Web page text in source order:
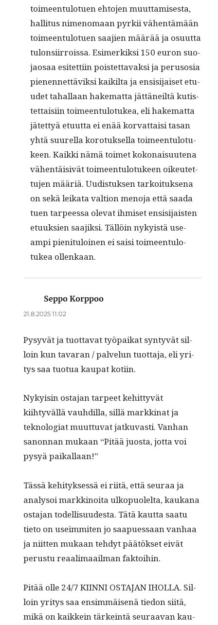
toimeen­tu­lotuen ehto­jen muut­tamis­es­ta,
hal­li­tus nimeno­maan pyrkii vähen­tämään
toimeen­tu­lotuen saa­jien määrää ja osu­ut­ta
tulon­si­ir­rois­sa. Esimerkik­si 150 euron suo­
jaosaa esitet­ti­in pois­tet­tavak­si ja peru­sosia
pienen­net­täviksi kaik­il­ta ja ensisi­jaiset etu­
udet tahal­laan hake­mat­ta jät­täneiltä kutis­
tet­taisi­in toimeen­tu­lo­tukea, eli hake­mat­ta
jätet­tyä etu­ut­ta ei enää kor­vat­taisi tasan
yhtä suurel­la koro­tuk­sel­la toimeen­tu­lo­tu­
keen. Kaik­ki nämä toimet kokon­aisuute­na
vähen­täi­sivät toimeen­tu­lo­tu­keen oikeutet­
tu­jen määriä. Uud­is­tuk­sen tarkoituk­se­na
on sekä leika­ta val­tion meno­ja että saa­da
tuen tarpeessa ole­vat ihmiset ensisi­jais­ten
etuuk­sien saa­jik­si. Täl­löin nyky­istä use­
ampi pien­i­t­u­loinen ei saisi toimeen­tu­lo­
tukea ollenkaan.
Seppo Korppoo
21.8.2025 11:02
Pysyvät ja tuot­ta­vat työ­paikat syn­tyvät sil­
loin kun tavaran / palvelun tuot­ta­ja, eli yri­
tys saa tuo­tua kau­pat kotiin.
Nyky­isin osta­jan tarpeet kehit­tyvät
kiihtyväl­lä vauhdil­la, sil­lä markki­nat ja
teknolo­giat muut­tuvat jatku­vasti. Van­han
sanon­nan mukaan “Pitää juos­ta, jot­ta voi
pysyä paikallaan!”
Tässä kehi­tyk­sessä ei riitä, että seu­raa ja
analysoi markki­noi­ta ulkop­uolelta, kaukana
osta­jan todel­lisu­ud­es­ta. Tätä kaut­ta saatu
tieto on useim­miten jo saa­pues­saan van­haa
ja niit­ten mukaan tehdyt päätök­set eivät
perus­tu reaal­i­maail­man faktoihin.
Pitää olle 24/7 KIINNI OSTAJAN IHOLLA. Sil­
loin yri­tys saa ensim­mäisenä tiedon siitä,
mikä on kaikkein tärkein­tä seu­raa­van kau­